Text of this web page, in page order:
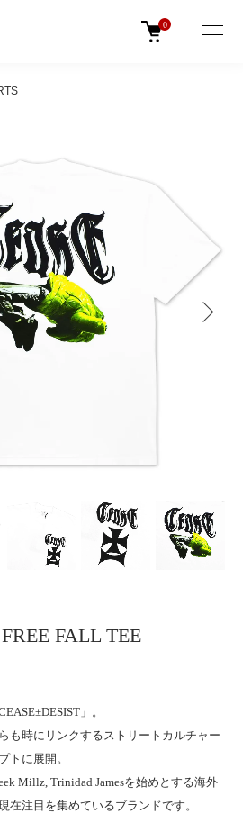
0
FALL TEE
」。
も時にリンクするストリートカルチャー
トに展開。
Millz, Trinidad Jamesを始めとする海外
在注目を集めているブランドです。